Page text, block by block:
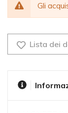
Gli
Lista dei